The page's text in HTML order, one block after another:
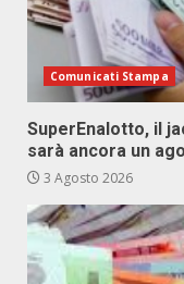
Comunicati Stampa
SuperEnalotto, il
sarà ancora un
3 Agosto 2026